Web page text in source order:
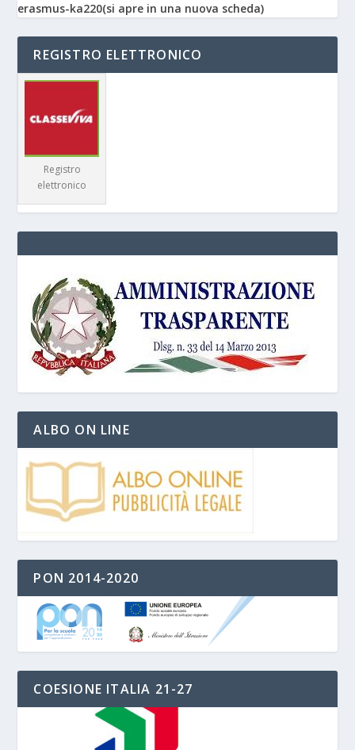
erasmus-ka220(si apre in una nuova scheda)
REGISTRO ELETTRONICO
Registro
elettronico
ALBO ON LINE
PON 2014-2020
COESIONE ITALIA 21-27